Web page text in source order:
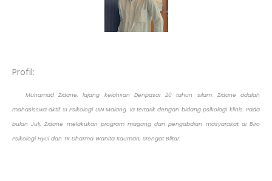
Profil:
Muhamad Zidane, lajang kelahiran Denpasar 20 tahun silam. Zidane adalah
mahasisswa aktif S1 Psikologi UIN Malang. Ia tertarik dengan bidang psikologi klinis. Pada
bulan Juli, Zidane melakukan program magang dan pengabdian masyarakat di Biro
Psikologi Hyui dan TK Dharma Wanita Kauman, Srengat Blitar.